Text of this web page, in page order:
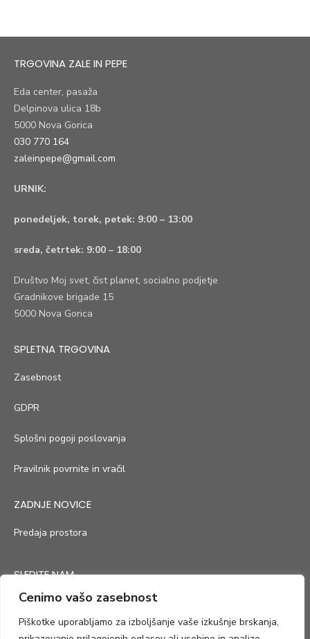
Cenimo vašo zasebnost
Piškotke uporabljamo za izboljšanje vaše izkušnje brskanja,
TRGOVINA ZALE IN PEPE
Eda center, pasaža
Delpinova ulica 18b
5000 Nova Gorica
030 770 164
zaleinpepe@gmail.com
URNIK:
ponedeljek, torek, petek: 9:00 – 13:00
sreda, četrtek: 9:00 – 18:00
Društvo Moj svet, čist planet, socialno podjetje
Gradnikove brigade 15
5000 Nova Gorica
SPLETNA TRGOVINA
Zasebnost
GDPR
Splošni pogoji poslovanja
Pravilnik povrnite in vračil
ZADNJE NOVICE
Predaja prostora
SLEDITE NAM